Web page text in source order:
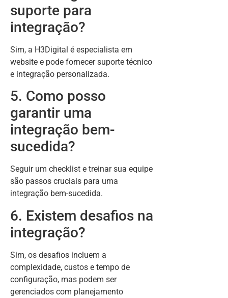
suporte para
integração?
Sim, a H3Digital é especialista em
website e pode fornecer suporte técnico
e integração personalizada.
5. Como posso
garantir uma
integração bem-
sucedida?
Seguir um checklist e treinar sua equipe
são passos cruciais para uma
integração bem-sucedida.
6. Existem desafios na
integração?
Sim, os desafios incluem a
complexidade, custos e tempo de
configuração, mas podem ser
gerenciados com planejamento